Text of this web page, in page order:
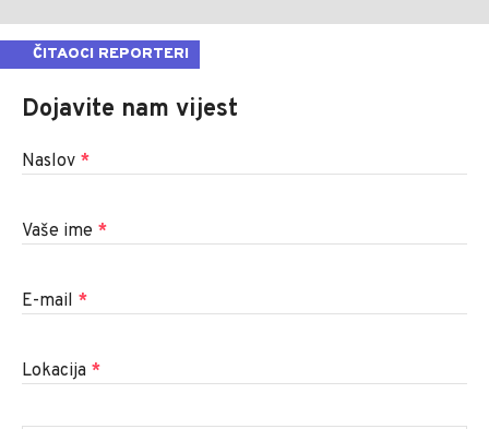
ČITAOCI REPORTERI
Dojavite nam vijest
Naslov *
Vaše ime *
E-mail *
Lokacija *